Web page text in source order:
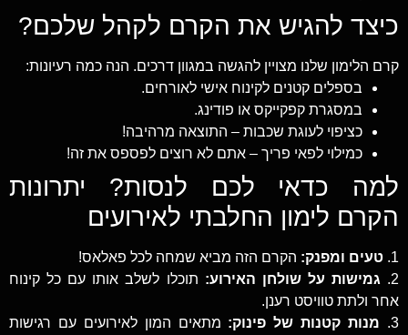
כיצד להגיש את הקרם לקהל שלכם?
קרם הלימון שלנו מצויין להגשה במגוון דרכים. הנה כמה רעיונות:
בספלים קטנים לקינוח אישי לאורחים.
במסגרת קפקייקס או פודינג.
כציפוי לעוגת שכבות – התוצאה מרהיבה!
כמילוי לפאי פריך – אתם לא רוצים לפספס את זה!
למה כדאי לכם לנסות? יתרונות
הקרם לימון החלבתי לאירועים
1. טעים ומפנק: הקרם הזה מביא שמחה לכל פאלאס!
2.
גמישות על שולחן האירוע: תוכלו לשלב אותו עם כל קינוח
אחר ולתת טוויסט רענן.
3.
מנות קטנות של פינוק: מתאים המון לאירועים עם רגישות